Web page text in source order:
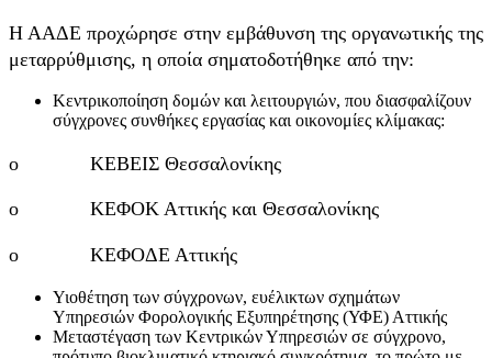
Η ΑΑΔΕ προχώρησε στην εμβάθυνση της οργανωτικής της
μεταρρύθμισης, η οποία σηματοδοτήθηκε από την:
Κεντρικοποίηση δομών και λειτουργιών, που διασφαλίζουν
σύγχρονες συνθήκες εργασίας και οικονομίες κλίμακας:
o ΚΕΒΕΙΣ Θεσσαλονίκης
o ΚΕΦΟΚ Αττικής και Θεσσαλονίκης
o ΚΕΦΟΔΕ Αττικής
Υιοθέτηση των σύγχρονων, ευέλικτων σχημάτων
Υπηρεσιών Φορολογικής Εξυπηρέτησης (ΥΦΕ) Αττικής
Μεταστέγαση των Κεντρικών Υπηρεσιών σε σύγχρονο,